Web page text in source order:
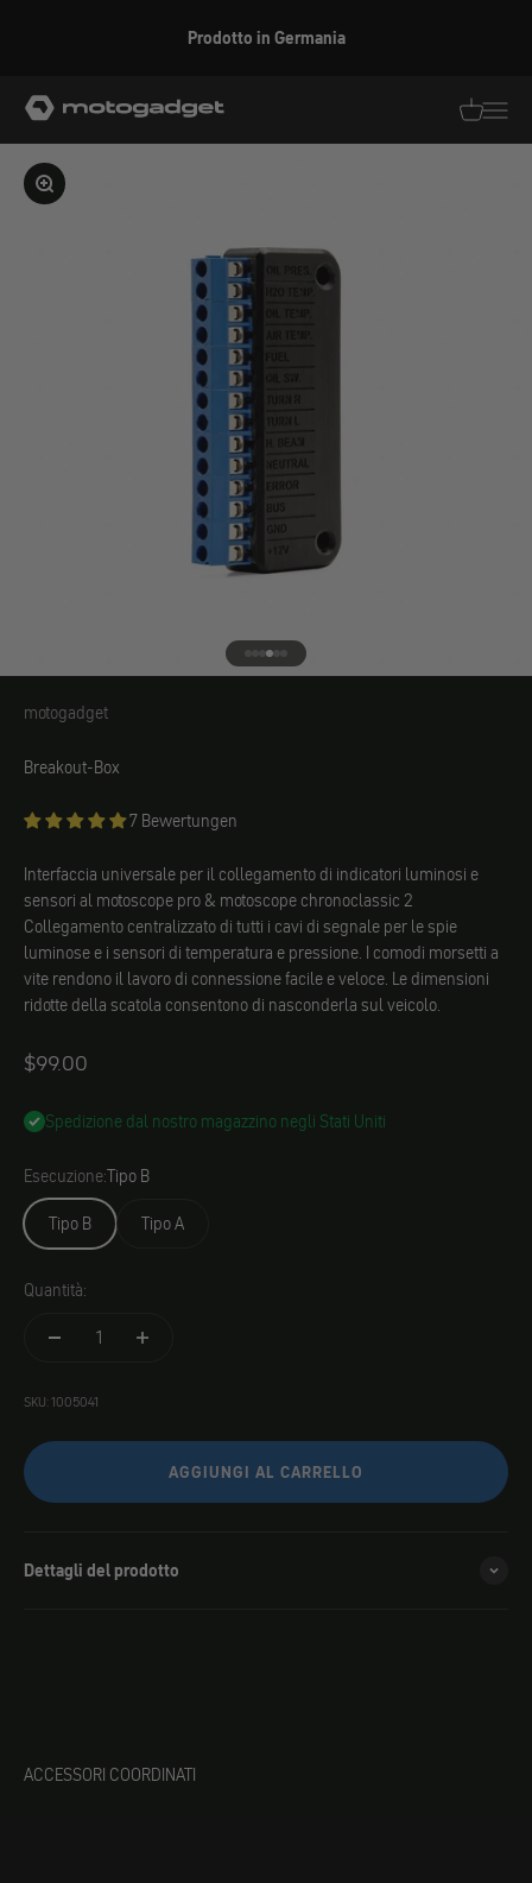
Prodotto in Germania
motogadget GmbH
Ingrandire l'immagine
Vai all'elemento 1
Vai all'elemento 2
Vai all'elemento 3
Vai all'elemento 4
Vai all'elemento 5
Vai all'elemento 6
motogadget
motogadget
Breakout-Box
7 Bewertungen
Interfaccia universale per il collegamento di indicatori luminosi e
sensori al motoscope pro & motoscope chronoclassic 2
Collegamento centralizzato di tutti i cavi di segnale per le spie
luminose e i sensori di temperatura e pressione. I comodi morsetti a
vite rendono il lavoro di connessione facile e veloce. Le dimensioni
ridotte della scatola consentono di nasconderla sul veicolo.
Angebot
$99.00
Spedizione dal nostro magazzino negli Stati Uniti
Esecuzione:Tipo B
Tipo B
Tipo A
Quantità:
SKU: 1005041
AGGIUNGI AL CARRELLO
Dettagli del prodotto
ACCESSORI COORDINATI